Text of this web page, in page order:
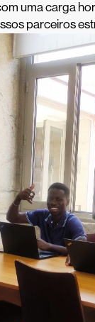
uma carga
parceiros